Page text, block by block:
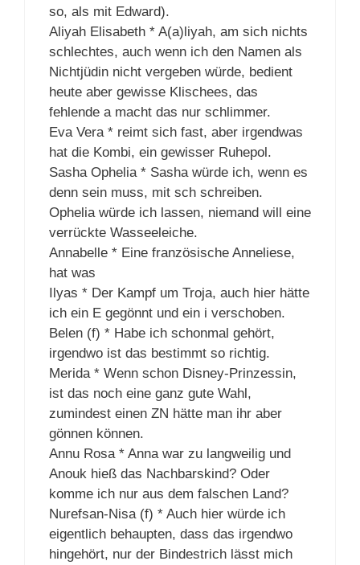
so, als mit Edward).
Aliyah Elisabeth * A(a)liyah, am sich nichts
schlechtes, auch wenn ich den Namen als
Nichtjüdin nicht vergeben würde, bedient
heute aber gewisse Klischees, das
fehlende a macht das nur schlimmer.
Eva Vera * reimt sich fast, aber irgendwas
hat die Kombi, ein gewisser Ruhepol.
Sasha Ophelia * Sasha würde ich, wenn es
denn sein muss, mit sch schreiben.
Ophelia würde ich lassen, niemand will eine
verrückte Wasseeleiche.
Annabelle * Eine französische Anneliese,
hat was
Ilyas * Der Kampf um Troja, auch hier hätte
ich ein E gegönnt und ein i verschoben.
Belen (f) * Habe ich schonmal gehört,
irgendwo ist das bestimmt so richtig.
Merida * Wenn schon Disney-Prinzessin,
ist das noch eine ganz gute Wahl,
zumindest einen ZN hätte man ihr aber
gönnen können.
Annu Rosa * Anna war zu langweilig und
Anouk hieß das Nachbarskind? Oder
komme ich nur aus dem falschen Land?
Nurefsan-Nisa (f) * Auch hier würde ich
eigentlich behaupten, dass das irgendwo
hingehört, nur der Bindestrich lässt mich